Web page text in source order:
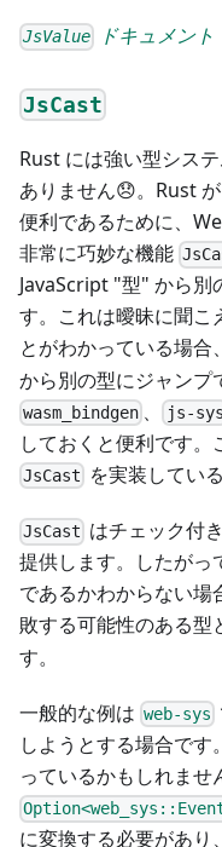
JsValue ドキュメント
JsCast
Rust には強い型シス
ありません😞。Rust
便利であるために、
非常に巧妙な機能
JavaScript "型" から
す。これは曖昧に聞こ
とがわかっている場合、
から別の型にジャンプ
wasm_bindgen 、 js-sys
しておくと便利です
JsCast を実装してい
JsCast はチェック付
提供します。したがっ
であるかわからない場
敗する可能性のある型
す。
一般的な例は web-sys
しようとする場合で
っているかもしれませ
に変換する必要があ